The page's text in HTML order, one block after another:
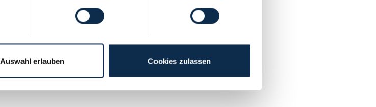
Auswahl erlauben Cookies zulassen